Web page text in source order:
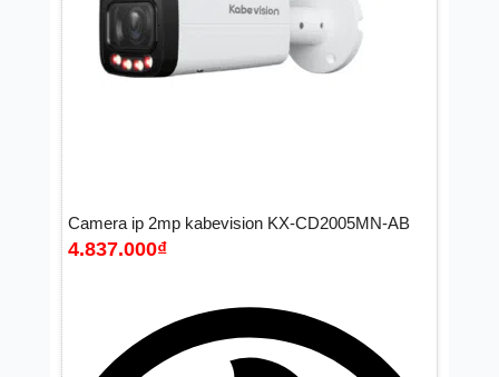
Camera ip 2mp kabevision KX-CD2005MN-AB
4.837.000₫